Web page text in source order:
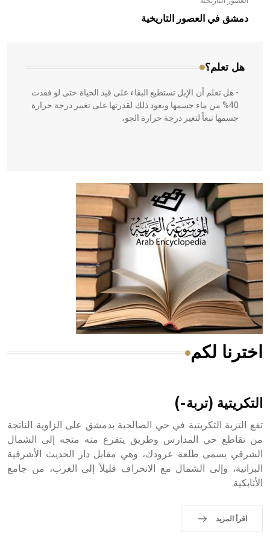
دمشق في العصور التاريخية
هل تعلم؟
بالعمارة الإسلامية في بلاد الشام ومصر خاصة، حيث يحرص
المعمار على بناء مداميكه وخاصة في الواجهات
- هل تعلم أن الإبل تستطيع البقاء على قيد الحياة حتى لو فقدت
40% من ماء جسمها ويعود ذلك لقدرتها على تغيير درجة حرارة
جسمها تبعاً لتغير درجة حرارة الجو،
- هل تعلم أن أبقراط كتب في الطب أربعة مؤلفات هي:
الحكم، الأدلة، تنظيم التغذية، ورسالته في جروح الرأس. ويعود
له الفضل بأنه حرر الطب من الدين والفلسفة.
- هل تعلم أن المرجان إفراز حيواني يتكون في البحر ويتركب
من مادة كربونات الكلسيوم، وهو أحمر أو شديد الحمرة وهو
أجود أنواعه، ويمتاز بكبر الحجم ويسمى الش
هل تعلم أن الأبسيد كلمة فرنسية اللفظ تم اعتمادها مصطلحاً
- هل تعلم أن أبجر Abgar اسم معروف جيداً يعود إلى عدد من
الملوك الذين حكموا مدينة إديسا (الرها) من أبجر الأول وحتى
التاسع، وهم ينتسبون إلى أسرة أوسروين
اخترنا لكم
التكريتية (تربة-)
تقع التربة التكريتية في حي الصالحية بدمشق على الزاوية الناتجة
من تقاطع حي المدارس وطريق يتفرع منه متجه إلى الشمال
الشرقي يسمى طلعة عرودك، وهي مقابل دار الحديث الأشرفية
البرانية، وإلى الشمال مع الانحراف قليلاً إلى الغرب، من جامع
الأتابكية.
اقرأ المزيد